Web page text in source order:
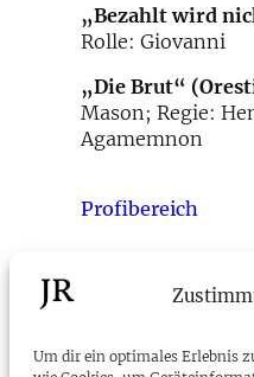
Um dir ein optimales Erlebnis
„Bezahlt wird
Rolle: Giovanni
„Die Brut“
Mason; Regie:
Agamemnon
Profibereich
← Rollen 2010 als